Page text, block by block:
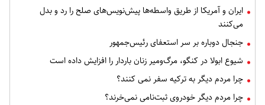
ایران و آمریکا از طریق واسطه‌ها پیش‌نویس‌های صلح را رد و بدل
می‌کنند
جنجال دوباره بر سر استعفای رئیس‌جمهور
شیوع ابولا در کنگو، مرگ‌ومیر زنان باردار را افزایش داده است
چرا مردم دیگر به ترکیه سفر نمی کنند؟
چرا مردم دیگر خودروی ثبت‌نامی نمی‌خرند؟